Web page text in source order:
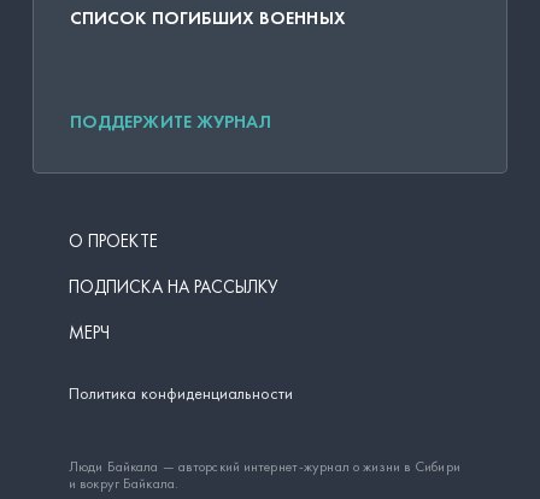
СПИСОК ПОГИБШИХ ВОЕННЫХ
ПОДДЕРЖИТЕ ЖУРНАЛ
О ПРОЕКТЕ
ПОДПИСКА НА РАССЫЛКУ
МЕРЧ
Политика конфиденциальности
Люди Байкала — авторский интернет-журнал о жизни в Сибири
и вокруг Байкала.